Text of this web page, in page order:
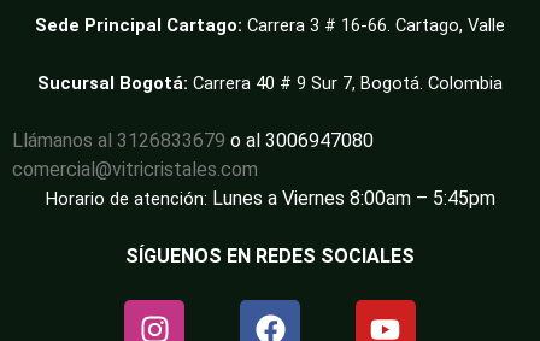
Sede Principal Cartago: Carrera 3 # 16-66. Cartago, Valle
Sucursal Bogotá: Carrera 40 # 9 Sur 7, Bogotá. Colombia
Llámanos al 3126833679 o al 3006947080
comercial@vitricristales.com
Horario de atención: Lunes a Viernes 8:00am – 5:45pm
SÍGUENOS EN REDES SOCIALES